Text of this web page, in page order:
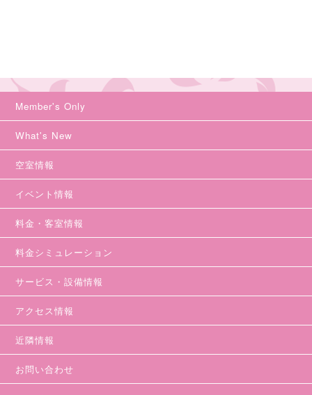
Member's Only
What's New
空室情報
イベント情報
料金・客室情報
料金シミュレーション
サービス・設備情報
アクセス情報
近隣情報
お問い合わせ